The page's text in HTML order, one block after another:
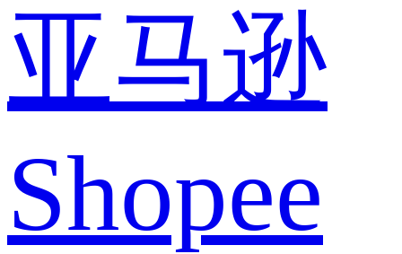
亚马逊
Shopee